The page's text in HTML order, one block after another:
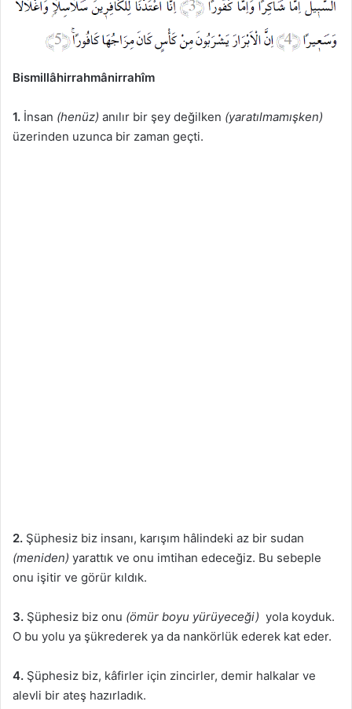
Bismillâhirrahmânirrahîm
1. İnsan (henüz) anılır bir şey değilken (yaratılmamışken)
üzerinden uzunca bir zaman geçti.
2. Şüphesiz biz insanı, karışım hâlindeki az bir sudan
(meniden) yarattık ve onu imtihan edeceğiz. Bu sebeple
onu işitir ve görür kıldık.
3. Şüphesiz biz onu (ömür boyu yürüyeceği) yola koyduk.
O bu yolu ya şükrederek ya da nankörlük ederek kat eder.
4. Şüphesiz biz, kâfirler için zincirler, demir halkalar ve
alevli bir ateş hazırladık.